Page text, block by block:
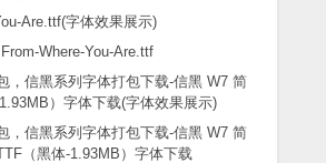
From-Where-You-Are.ttf
，信黑系列字体打包下载-信黑 W7 简
（黑体-1.93MB）字体下载